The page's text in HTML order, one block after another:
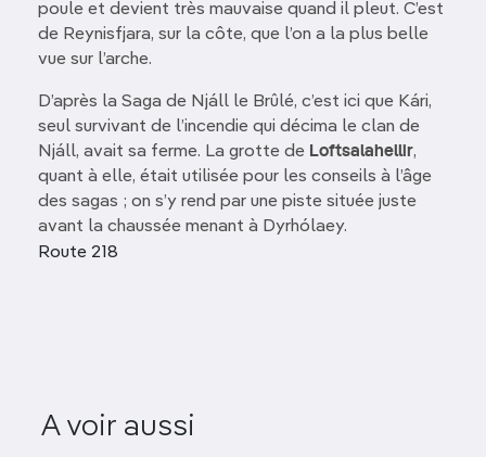
poule et devient très mauvaise quand il pleut. C’est
de Reynisfjara, sur la côte, que l’on a la plus belle
vue sur l’arche.
D’après la Saga de Njáll le Brûlé, c’est ici que Kári,
seul survivant de l’incendie qui décima le clan de
Njáll, avait sa ferme. La grotte de Loftsalahellir,
quant à elle, était utilisée pour les conseils à l’âge
des sagas ; on s’y rend par une piste située juste
avant la chaussée menant à Dyrhólaey.
Route 218
A voir aussi
Réserve naturelle de Flói